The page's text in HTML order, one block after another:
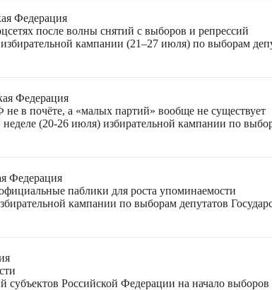
Федерация
после волны снятий с выборов и репрессий
кампании (21–27 июля) по выборам
Федерация
в почёте, а «малых партий» вообще не существует
(20-26 июля) избирательной кампании по
Федерация
паблики для роста упоминаемости
кампании по выборам депутатов
субъектов Российской Федерации на начало